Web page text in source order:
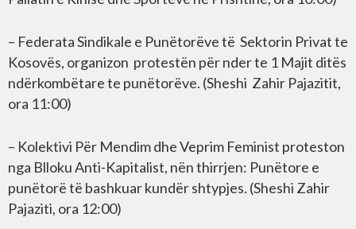
– Federata Sindikale e Punëtorëve të Sektorin Privat te
Kosovës, organizon protestën për nder te 1 Majit ditës
ndërkombëtare te punëtorëve. (Sheshi Zahir Pajazitit,
ora 11:00)
– Kolektivi Për Mendim dhe Veprim Feminist proteston
nga Blloku Anti-Kapitalist, nën thirrjen: Punëtore e
punëtorë të bashkuar kundër shtypjes. (Sheshi Zahir
Pajaziti, ora 12:00)